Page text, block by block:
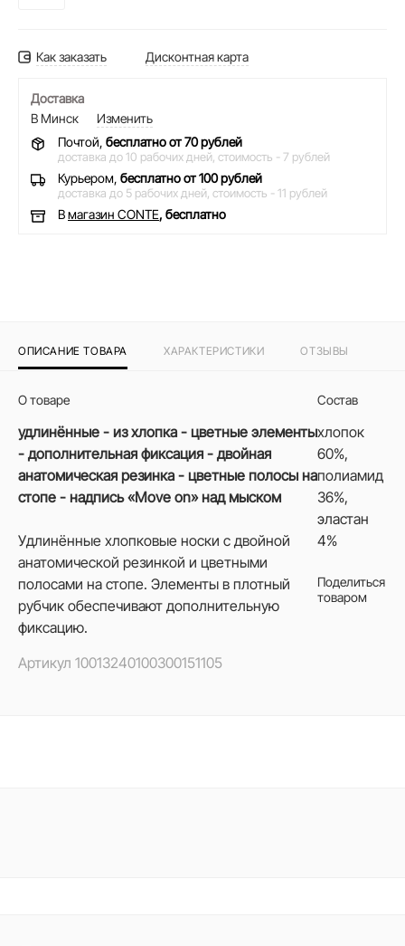
Как заказать Дисконтная карта
Доставка
В Минск
Изменить
Почтой, бесплатно от 70 рублей
доставка до 10 рабочих дней, стоимость - 7 рублей
Курьером, бесплатно от 100 рублей
доставка до 5 рабочих дней, стоимость - 11 рублей
Вмагазин CONTE, бесплатно
ОПИСАНИЕ ТОВАРА ХАРАКТЕРИСТИКИ ОТЗЫВЫ
О товаре
удлинённые - из хлопка - цветные элементы
- дополнительная фиксация - двойная
анатомическая резинка - цветные полосы на
стопе - надпись «Move on» над мыском
Удлинённые хлопковые носки с двойной
анатомической резинкой и цветными
полосами на стопе. Элементы в плотный
рубчик обеспечивают дополнительную
фиксацию.
Артикул 10013240100300151105
Состав
хлопок
60%,
полиамид
36%,
эластан
4%
Поделиться
товаром